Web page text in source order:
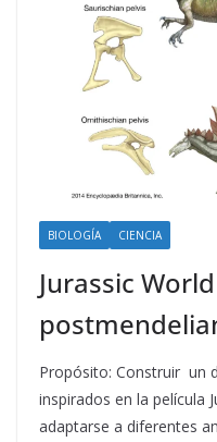
BIOLOGÍA CIENCIA
Jurassic
Propósito: Construir un
inspirados en la película
adaptarse a diferentes